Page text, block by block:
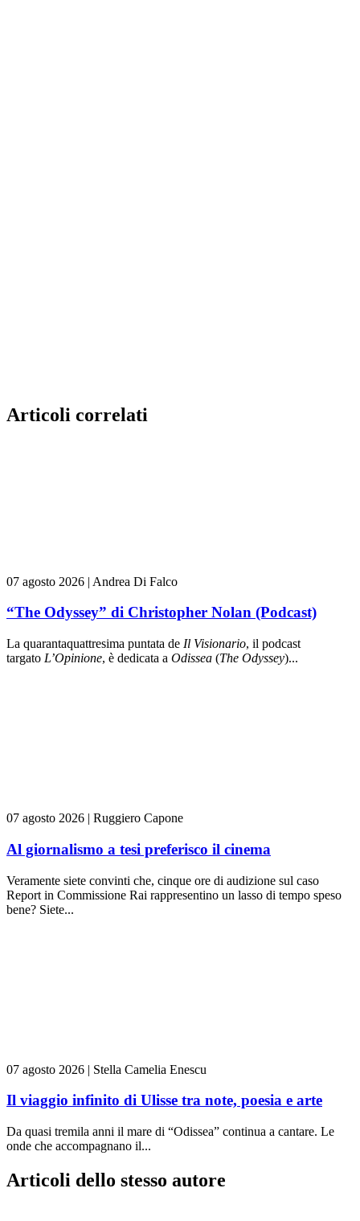
Articoli correlati
07 agosto 2026 | Andrea Di Falco
“The Odyssey” di Christopher Nolan (Podcast)
La quarantaquattresima puntata de Il Visionario, il podcast
targato L’Opinione, è dedicata a Odissea (The Odyssey)...
07 agosto 2026 | Ruggiero Capone
Al giornalismo a tesi preferisco il cinema
Veramente siete convinti che, cinque ore di audizione sul caso
Report in Commissione Rai rappresentino un lasso di tempo speso
bene? Siete...
07 agosto 2026 | Stella Camelia Enescu
Il viaggio infinito di Ulisse tra note, poesia e arte
Da quasi tremila anni il mare di “Odissea” continua a cantare. Le
onde che accompagnano il...
Articoli dello stesso autore